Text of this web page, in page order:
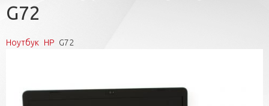
G72
Ноутбук HP G72